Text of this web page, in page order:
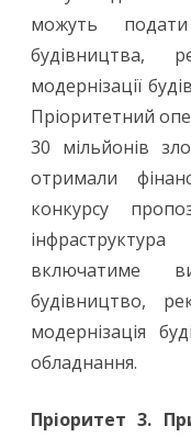
можуть
будівництва,
модернізації
Пріоритетний
30 мільйонів
отримали
конкурсу
включатиме
будівництво,
модернізація
обладнання.
Пріоритет 3.